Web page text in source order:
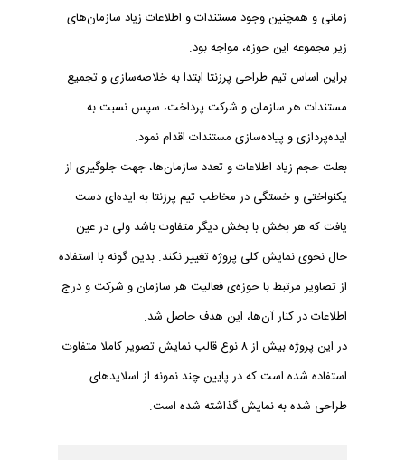
زمانی و همچنین وجود مستندات و اطلاعات زیاد سازمان‌های
زیر مجموعه این حوزه، مواجه بود.
براین اساس تیم طراحی پرزنتا ابتدا به خلاصه‌سازی و تجمیع
مستندات هر سازمان و شرکت پرداخت، سپس نسبت به
ایده‌پردازی و پیاده‌سازی مستندات اقدام نمود.
بعلت حجم زیاد اطلاعات و تعدد سازمان‌ها، جهت جلوگیری از
یکنواختی و خستگی در مخاطب تیم پرزنتا به ایده‌ای دست
یافت که هر بخش با بخش دیگر متفاوت باشد ولی در عین
حال نحوی نمایش کلی پروژه تغییر نکند. بدین گونه با استفاده
از تصاویر مرتبط با حوزه‌ی فعالیت هر سازمان و شرکت و درج
اطلاعات در کنار آن‌ها، این هدف حاصل شد.
در این پروژه بیش از ۸ نوع قالب نمایش تصویر کاملا متفاوت
استفاده شده است که در پایین چند نمونه از اسلایدهای
طراحی شده به نمایش گذاشته شده است.